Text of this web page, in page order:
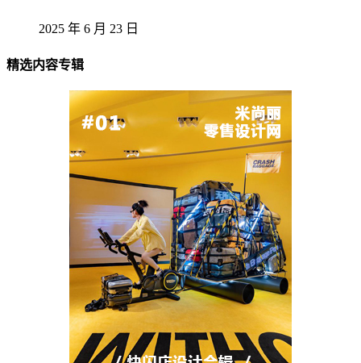
2025 年 6 月 23 日
精选内容专辑